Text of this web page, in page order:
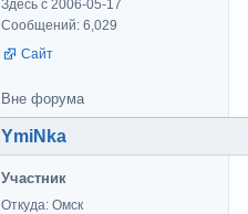
Здесь с 2006-05-17
Сообщений: 6,029
Сайт
Вне форума
YmiNka
Участник
Откуда: Омск